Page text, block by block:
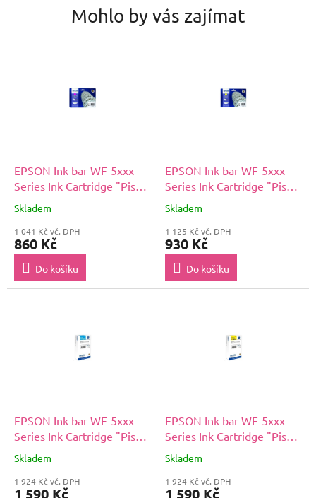
Mohlo by vás zajímat
EPSON Ink bar WF-5xxx
Series Ink Cartridge "Pisa"
79 XL Magenta (17,1 ml)
Skladem
1 041 Kč vč. DPH
860 Kč
Do košíku
EPSON Ink bar WF-5xxx
Series Ink Cartridge "Pisa"
79 XL Yellow (17,1 ml)
Skladem
1 125 Kč vč. DPH
930 Kč
Do košíku
EPSON Ink bar WF-5xxx
Series Ink Cartridge "Pisa"
XXL Cyan (34,2 ml)
Skladem
1 924 Kč vč. DPH
1 590 Kč
EPSON Ink bar WF-5xxx
Series Ink Cartridge "Pisa"
XXL Yellow (34,2 ml)
Skladem
1 924 Kč vč. DPH
1 590 Kč